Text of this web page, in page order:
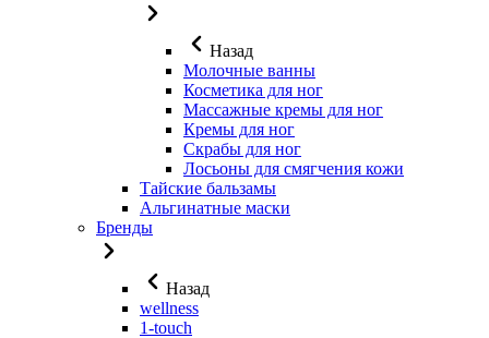
Назад
Молочные ванны
Косметика для ног
Массажные кремы для ног
Кремы для ног
Скрабы для ног
Лосьоны для смягчения кожи
Тайские бальзамы
Альгинатные маски
Бренды
Назад
wellness
1-touch